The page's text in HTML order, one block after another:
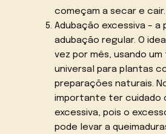
começam a secar e cair.
Adubação excessiva – a
adubação regular. O
vez por mês, usando
universal para plantas
preparações naturais.
importante ter cuidado
excessiva, pois o
pode levar a